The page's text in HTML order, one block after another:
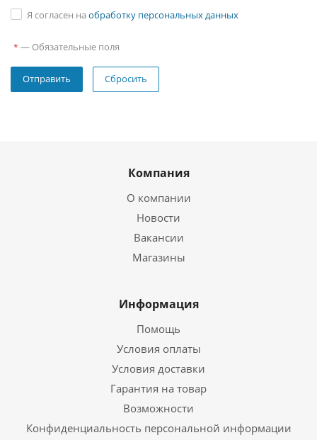
Я согласен на обработку персональных данных
* — Обязательные поля
Сбросить
Компания
О компании
Новости
Вакансии
Магазины
Информация
Помощь
Условия оплаты
Условия доставки
Гарантия на товар
Возможности
Конфиденциальность персональной информации